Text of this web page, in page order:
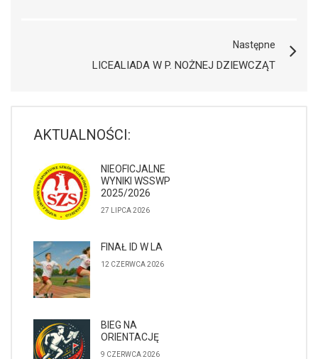
Następne
LICEALIADA W P. NOŻNEJ DZIEWCZĄT
AKTUALNOŚCI:
NIEOFICJALNE
WYNIKI WSSWP
2025/2026
27 LIPCA 2026
FINAŁ ID W LA
12 CZERWCA 2026
BIEG NA
ORIENTACJĘ
9 CZERWCA 2026